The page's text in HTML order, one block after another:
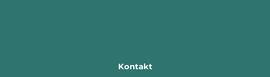
Kontakt